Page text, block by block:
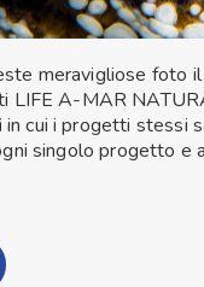
meravigliose foto
LIFE A-MAR
in cui i progetti stessi
singolo progetto e